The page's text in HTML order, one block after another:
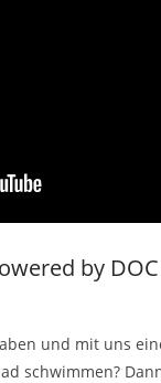
by
und mit uns
schwimmen?